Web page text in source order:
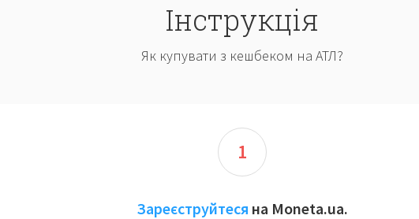
Інструкція
Як купувати з кешбеком на АТЛ?
1
Зареєструйтеся на Moneta.ua.